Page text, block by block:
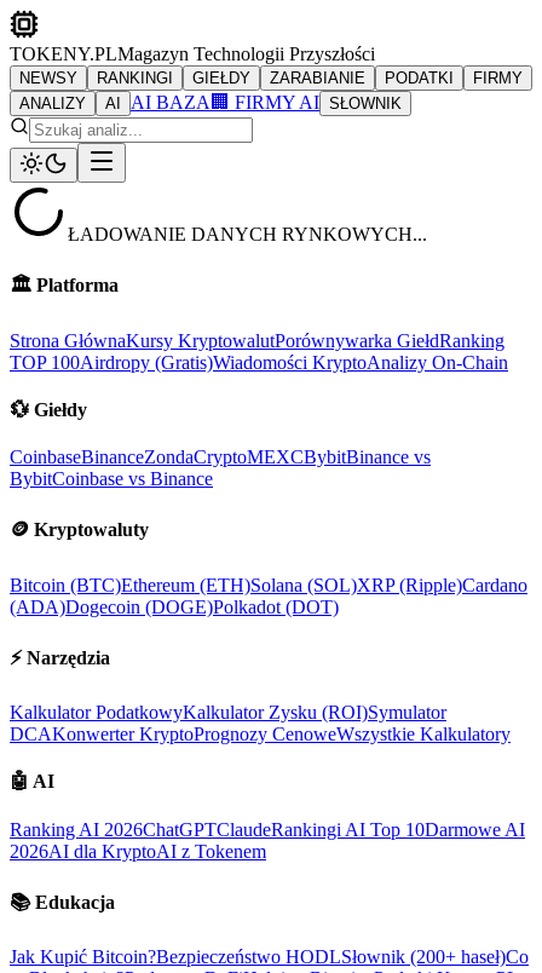
TOKENY.PLMagazyn Technologii Przyszłości
NEWSY RANKINGI GIEŁDY ZARABIANIE PODATKI
FIRMY
ANALIZY
AI AI BAZA 🏢 FIRMY AI SŁOWNIK
ŁADOWANIE DANYCH RYNKOWYCH...
🏛️ Platforma
Strona GłównaKursy KryptowalutPorównywarka GiełdRanking
TOP 100Airdropy (Gratis)Wiadomości KryptoAnalizy On-Chain
💱 Giełdy
CoinbaseBinanceZondaCryptoMEXCBybitBinance vs
BybitCoinbase vs Binance
🪙 Kryptowaluty
Bitcoin (BTC)Ethereum (ETH)Solana (SOL)XRP (Ripple)Cardano
(ADA)Dogecoin (DOGE)Polkadot (DOT)
⚡ Narzędzia
Kalkulator PodatkowyKalkulator Zysku (ROI)Symulator
DCAKonwerter KryptoPrognozy CenoweWszystkie Kalkulatory
🤖 AI
Ranking AI 2026ChatGPTClaudeRankingi AI Top 10Darmowe AI
2026AI dla KryptoAI z Tokenem
📚 Edukacja
Jak Kupić Bitcoin?Bezpieczeństwo HODLSłownik (200+ haseł)Co